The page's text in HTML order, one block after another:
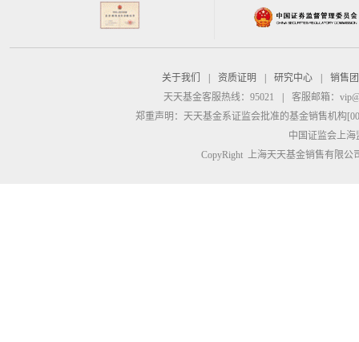
关于我们 资质证明 研究中心
销售
天天基金客服热线：95021
客服邮箱：
郑重声明： 天天基金系证监会批准的基金销售机构
中国证监会上
CopyRight 上海天天基金销售有限